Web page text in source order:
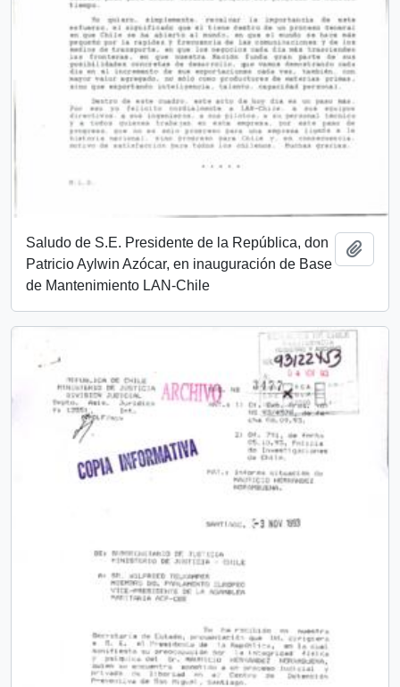
Saludo de S.E. Presidente de la República, don
Patricio Aylwin Azócar, en inauguración de Base
de Mantenimiento LAN-Chile